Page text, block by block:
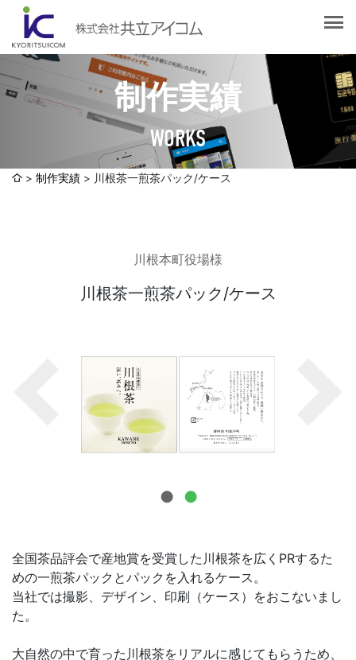
制作実績
WORKS
会社概要
社長挨拶
企業理念
認証取得
SDGsへの取り組みについて
選ばれる理由
Web制作・ホームページ制作
システム開発
発送代行・全国流通（ロジスティクス）
デジタルコンテンツ制作・撮影・その他
制作実績
社員ブログ
お問合せ
制作実績 川根茶一煎茶パック/ケース
川根本町役場様
川根茶一煎茶パック/ケース
全国茶品評会で産地賞を受賞した川根茶を広くPRするた
めの一煎茶パックとパックを入れるケース。
当社では撮影、デザイン、印刷（ケース）をおこないまし
た。
大自然の中で育った川根茶をリアルに感じてもらうため、